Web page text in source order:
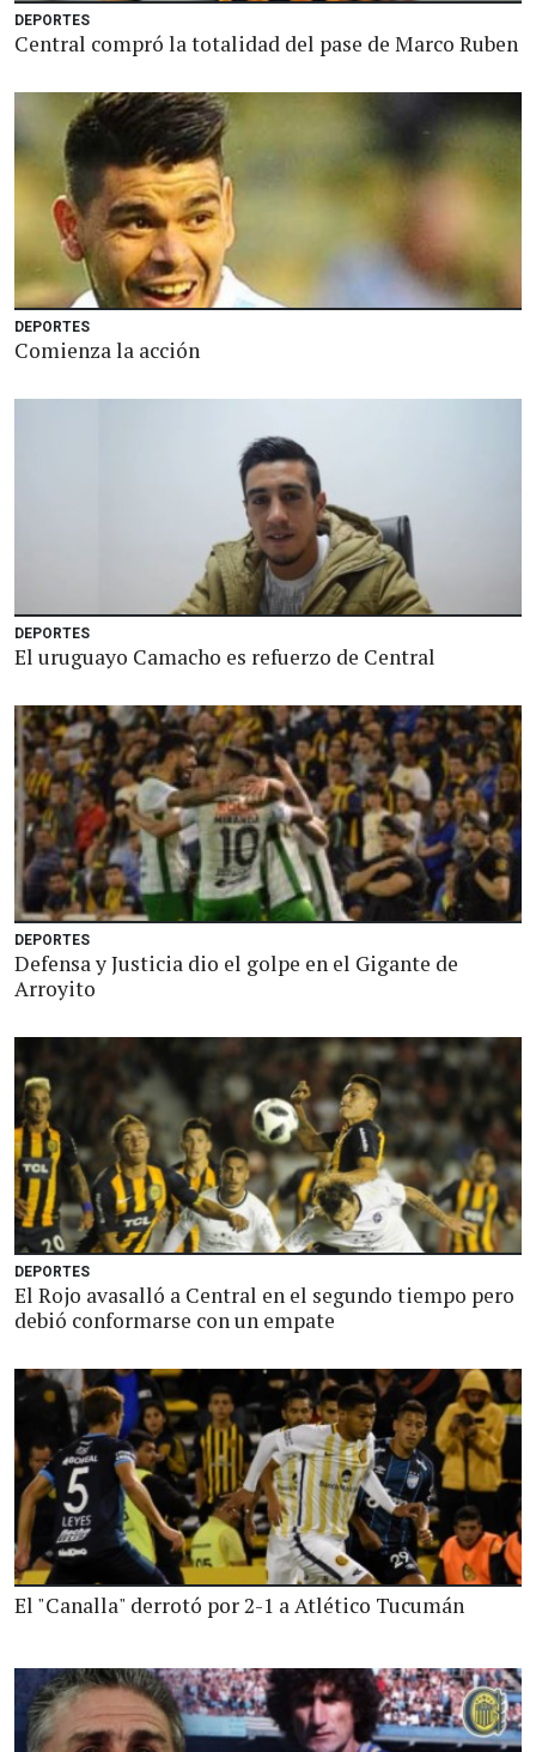
DEPORTES
Central compró la totalidad del pase de Marco Ruben
DEPORTES
Comienza la acción
DEPORTES
El uruguayo Camacho es refuerzo de Central
DEPORTES
Defensa y Justicia dio el golpe en el Gigante de
Arroyito
DEPORTES
El Rojo avasalló a Central en el segundo tiempo pero
debió conformarse con un empate
El "Canalla" derrotó por 2-1 a Atlético Tucumán